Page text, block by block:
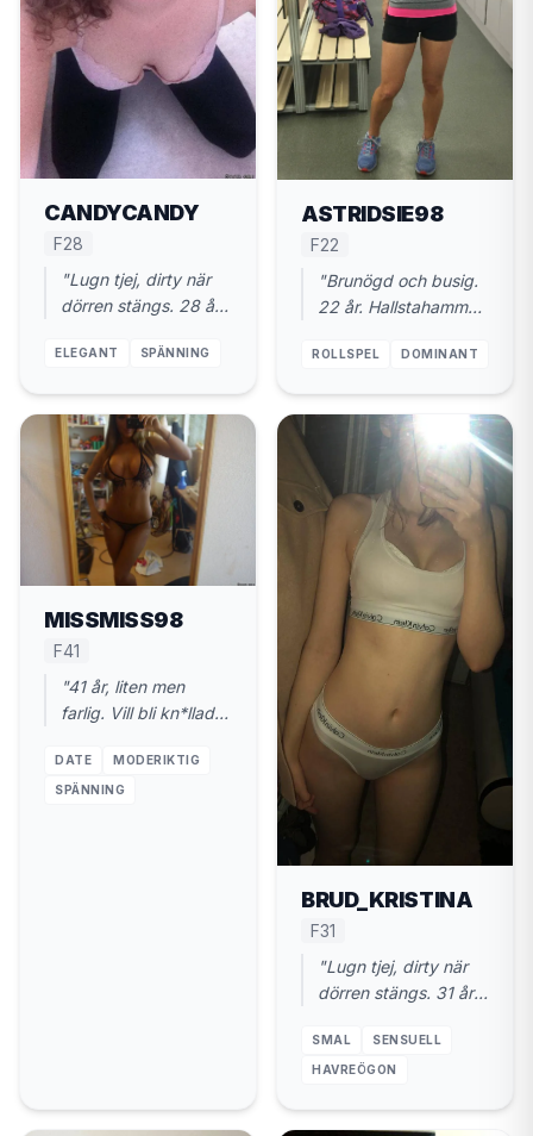
CANDYCANDY
F28
"Lugn tjej, dirty när
dörren stängs. 28 år.
nu."
ELEGANT SPÄNNING
ASTRIDSIE98
F22
"Brunögd och busig.
22 år. Hallstahammar.
dominerad."
ROLLSPEL DOMINANT
MISSMISS98
F41
"41 år, liten men
farlig. Vill bli kn*llad
Hallstahammar."
DATE MODERIKTIG
SPÄNNING
BRUD_KRISTINA
F31
"Lugn tjej, dirty när
dörren stängs. 31 år.
nu."
SMAL SENSUELL
HAVREÖGON